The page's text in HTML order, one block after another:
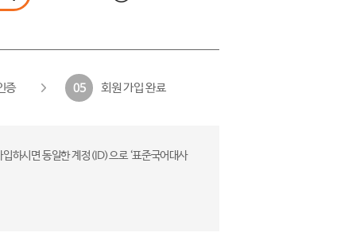
증 05 회원 가입 완료
하시면 동일한 계정(ID)으로 ‘표준국어대사